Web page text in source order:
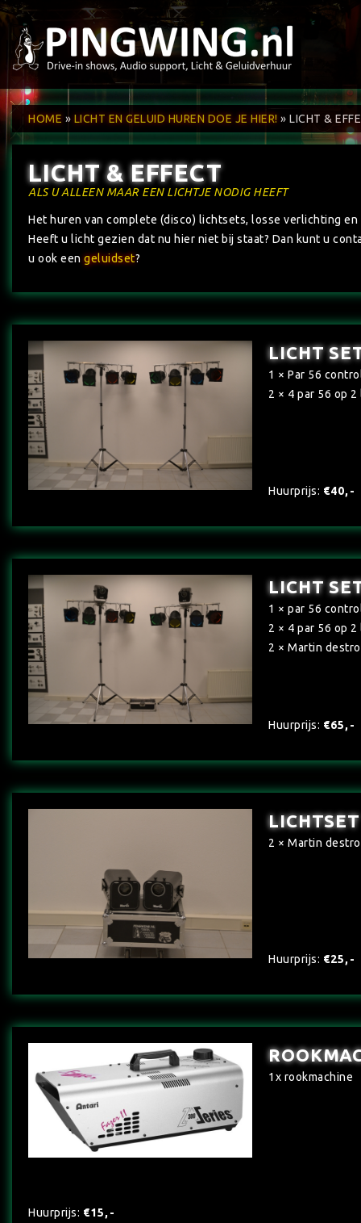
HOME » LICHT EN GELUID HUREN DOE JE HIER! »LICHT &
LICHT & EFFECT
ALS U ALLEEN MAAR EEN LICHTJE NODIG HEEFT
Het huren van complete (disco) lichtsets, losse verlichting
Heeft u licht gezien dat nu hier niet bij staat? Dan kunt u
u ook eengeluidset?
LICHT
1 × Par 56
2 × 4 par 56 op
Huurprijs: €40,-
LICHT
1 × par 56
2 × 4 par 56 op
2 × Martin
Huurprijs: €65,-
2 × Martin
Huurprijs: €25,-
1x rookmachine
Huurprijs: €15,-